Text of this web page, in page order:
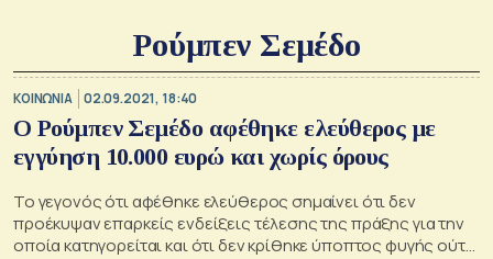
Ρούμπεν Σεμέδο
ΚΟΙΝΩΝΙΑ 02.09.2021, 18:40
Ο Ρούμπεν Σεμέδο αφέθηκε ελεύθερος με
εγγύηση 10.000 ευρώ και χωρίς όρους
Το γεγονός ότι αφέθηκε ελεύθερος σημαίνει ότι δεν
προέκυψαν επαρκείς ενδείξεις τέλεσης της πράξης για την
οποία κατηγορείται και ότι δεν κρίθηκε ύποπτος φυγής ούτε